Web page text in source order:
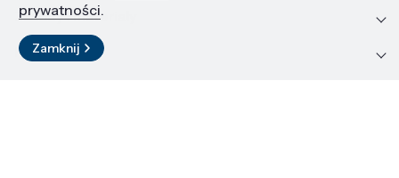
Zasoby i materiały
Kontakt
prywatności.
Zamknij